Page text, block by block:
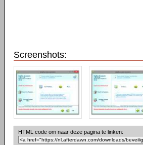
Screenshots:
HTML code om naar deze pagina te linken: